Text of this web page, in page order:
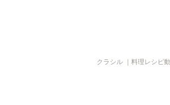
クラシル ｜料理レシピ